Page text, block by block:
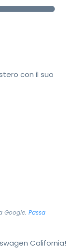
con il suo
Google. Passa
California!